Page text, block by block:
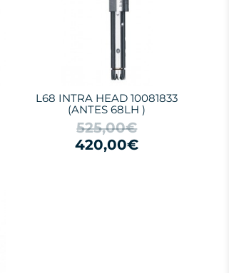
L68 INTRA HEAD 10081833
(ANTES 68LH )
525,00€
420,00€